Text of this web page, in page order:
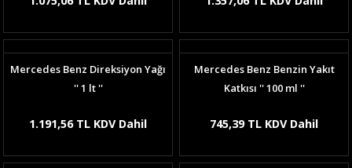
Mercedes Benz Direksiyon Yağı
'' 1 lt ''
1.191,56 TL KDV Dahil
Mercedes Benz Benzin Yakıt
Katkısı '' 100 ml ''
745,39 TL KDV Dahil